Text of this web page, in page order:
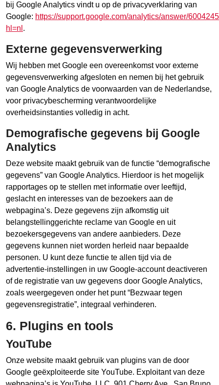
bij Google Analytics vindt u op de privacyverklaring van
Google: https://support.google.com/analytics/answer/
hl=nl .
Externe gegevensverwerking
Wij hebben met Google een overeenkomst voor externe
gegevensverwerking afgesloten en nemen bij het gebruik
van Google Analytics de voorwaarden van de Nederlandse,
voor privacybescherming verantwoordelijke
overheidsinstanties volledig in acht.
Demografische gegevens bij Google
Analytics
Deze website maakt gebruik van de functie “demografische
gegevens” van Google Analytics. Hierdoor is het mogelijk
rapportages op te stellen met informatie over leeftijd,
geslacht en interesses van de bezoekers aan de
webpagina’s. Deze gegevens zijn afkomstig uit
belangstellinggerichte reclame van Google en uit
bezoekersgegevens van andere aanbieders. Deze
gegevens kunnen niet worden herleid naar bepaalde
personen. U kunt deze functie te allen tijd via de
advertentie-instellingen in uw Google-account deactiveren
of de registratie van uw gegevens door Google Analytics,
zoals weergegeven onder het punt “Bezwaar tegen
gegevensregistratie”, integraal verhinderen.
6. Plugins en tools
YouTube
Onze website maakt gebruik van plugins van de door
Google geëxploiteerde site YouTube. Exploitant van deze